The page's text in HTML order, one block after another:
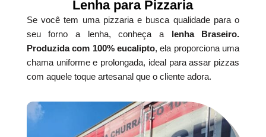
Lenha para Pizzaria
Se você tem uma pizzaria e busca qualidade para o
seu forno a lenha, conheça a lenha Braseiro.
Produzida com 100% eucalipto, ela proporciona uma
chama uniforme e prolongada, ideal para assar pizzas
com aquele toque artesanal que o cliente adora.